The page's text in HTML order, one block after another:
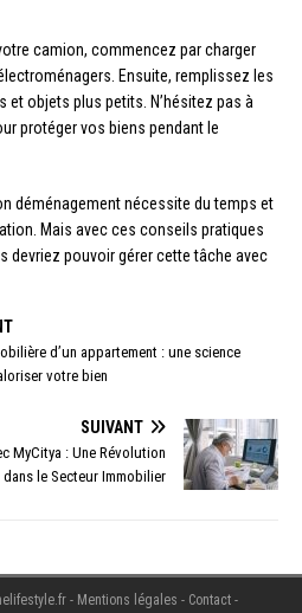
camion, commencez par charger
Ensuite, remplissez les
objets plus petits. N’hésitez pas à
protéger vos biens pendant le
déménagement nécessite du temps et
Mais avec ces conseils pratiques
devriez pouvoir gérer cette tâche avec
d’un appartement : une science
votre bien
SUIVANT
MyCitya : Une Révolution
dans le Secteur Immobilier
- Mentions légales - Contact -